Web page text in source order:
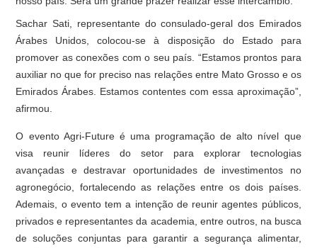
Sachar Sati, representante do consulado-geral dos Emirados
Árabes Unidos, colocou-se à disposição do Estado para
promover as conexões com o seu país. “Estamos prontos para
auxiliar no que for preciso nas relações entre Mato Grosso e os
Emirados Árabes. Estamos contentes com essa aproximação”,
afirmou.
O evento Agri-Future é uma programação de alto nível que
visa reunir líderes do setor para explorar tecnologias
avançadas e destravar oportunidades de investimentos no
agronegócio, fortalecendo as relações entre os dois países.
Ademais, o evento tem a intenção de reunir agentes públicos,
privados e representantes da academia, entre outros, na busca
de soluções conjuntas para garantir a segurança alimentar,